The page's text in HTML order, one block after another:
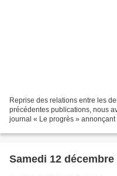
Reprise des relations entre les
précédentes publications, nous
journal « Le progrès »
Samedi 12